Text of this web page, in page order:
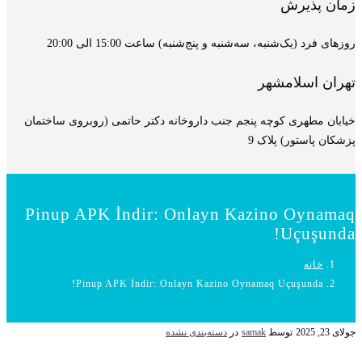
زمان پذیرش
روزهای فرد (یک‌شنبه، سه‌شنبه و پنج‌شنبه) ساعت 15:00 الی 20:00
تهران اسلامشهر
خیابان مطهری کوچه پنجم جنب داروخانه دکتر حاتمی (روبروی ساختمان
پزشکان پاستور) پلاک 9
Pinup APK İndir: Onlayn Kazino Oynamaq
Uçuşunda!
خانه
Pinup APK İndir: Onlayn Kazino Oynamaq Uçuşunda!
جولای 23, 2025 توسط samak در دسته‌بندی نشده